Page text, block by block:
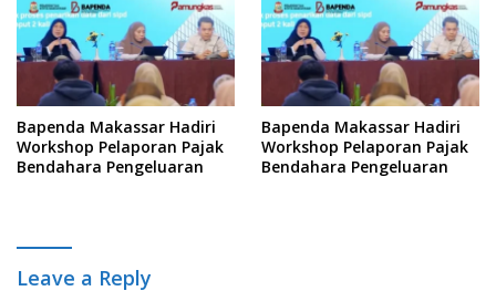
Bapenda Makassar Hadiri
Workshop Pelaporan Pajak
Bendahara Pengeluaran
Bapenda Makassar Hadiri
Workshop Pelaporan Pajak
Bendahara Pengeluaran
Leave a Reply